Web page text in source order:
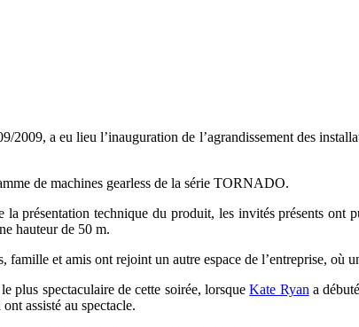
2009, a eu lieu l’inauguration de l’agrandissement des
de machines gearless de la série TORNADO.
la présentation technique du produit, les invités présents
hauteur de 50 m.
et amis ont rejoint un autre espace de l’entreprise, où
plus spectaculaire de cette soirée, lorsqueKate Ryan a
assisté au spectacle.